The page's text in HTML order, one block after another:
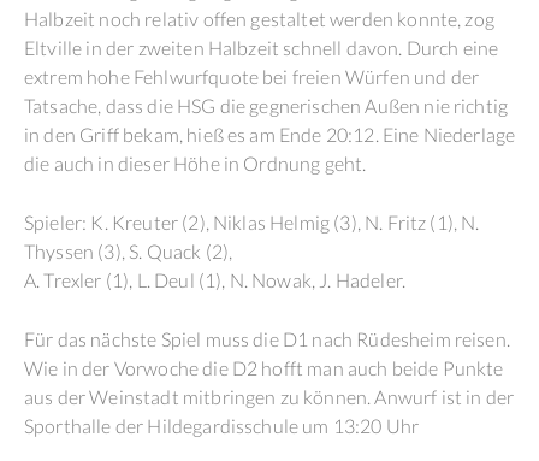
Halbzeit noch relativ offen gestaltet werden konnte, zog
Eltville in der zweiten Halbzeit schnell davon. Durch eine
extrem hohe Fehlwurfquote bei freien Würfen und der
Tatsache, dass die HSG die gegnerischen Außen nie richtig
in den Griff bekam, hieß es am Ende 20:12. Eine Niederlage
die auch in dieser Höhe in Ordnung geht.
Spieler: K. Kreuter (2), Niklas Helmig (3), N. Fritz (1), N.
Thyssen (3), S. Quack (2),
A. Trexler (1), L. Deul (1), N. Nowak, J. Hadeler.
Für das nächste Spiel muss die D1 nach Rüdesheim reisen.
Wie in der Vorwoche die D2 hofft man auch beide Punkte
aus der Weinstadt mitbringen zu können. Anwurf ist in der
Sporthalle der Hildegardisschule um 13:20 Uhr